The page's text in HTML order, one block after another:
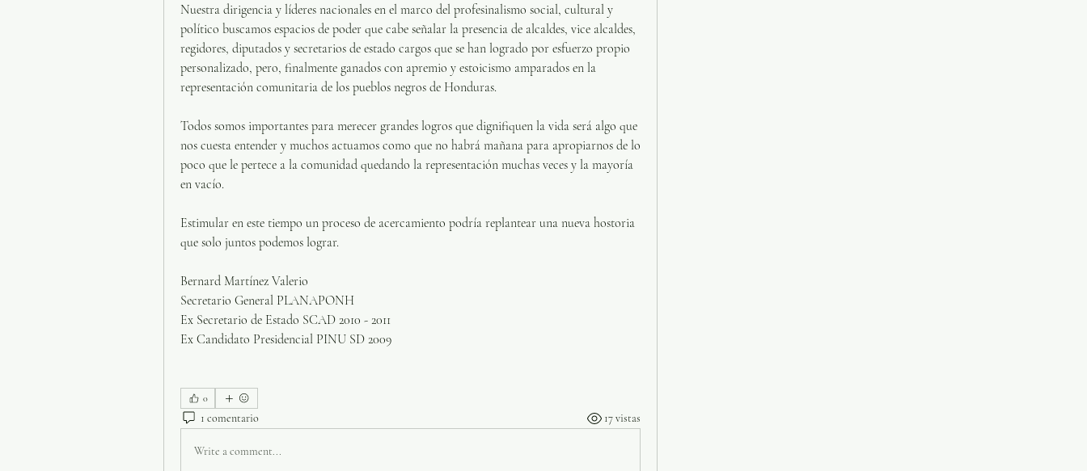
Nuestra dirigencia y líderes nacionales en el marco del profesinalismo social, cultural y
político buscamos espacios de poder que cabe señalar la presencia de alcaldes, vice alcaldes,
regidores, diputados y secretarios de estado cargos que se han logrado por esfuerzo propio
personalizado, pero, finalmente ganados con apremio y estoicismo amparados en la
representación comunitaria de los pueblos negros de Honduras.
Todos somos importantes para merecer grandes logros que dignifiquen la vida será algo que
nos cuesta entender y muchos actuamos como que no habrá mañana para apropiarnos de lo
poco que le pertece a la comunidad quedando la representación muchas veces y la mayoría
en vacío.
Estimular en este tiempo un proceso de acercamiento podría replantear una nueva hostoria
que solo juntos podemos lograr.
Bernard Martínez Valerio
Secretario General PLANAPONH
Ex Secretario de Estado SCAD 2010 - 2011
Ex Candidato Presidencial PINU SD 2009
0
1 comentario 17 vistas
Write a comment...